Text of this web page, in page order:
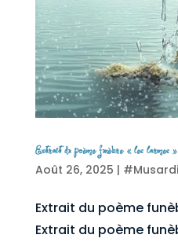
Extrait du poème funèbre « les larmes »
Août 26, 2025 |
Extrait du poème
Extrait du poème